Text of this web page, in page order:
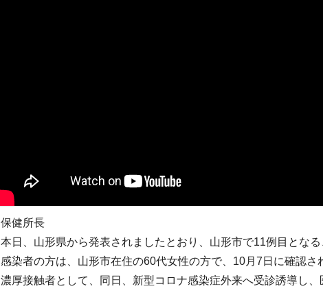
保健所長
本日、山形県から発表されましたとおり、山形市で11例目とな
感染者の方は、山形市在住の60代女性の方で、10月7日に確認
濃厚接触者として、同日、新型コロナ感染症外来へ受診誘導し